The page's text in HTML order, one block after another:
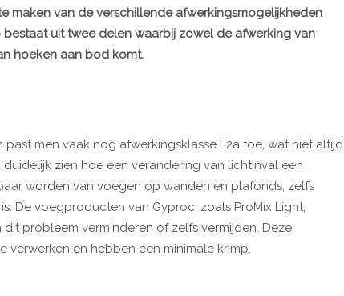
maken van de verschillende afwerkingsmogelijkheden
uit twee delen waarbij zowel de afwerking van
hoeken aan bod komt.
men vaak nog afwerkingsklasse F2a toe, wat niet altijd
zien hoe een verandering van lichtinval een
worden van voegen op wanden en plafonds, zelfs
De voegproducten van Gyproc, zoals ProMix Light,
dit probleem verminderen of zelfs vermijden. Deze
verwerken en hebben een minimale krimp.